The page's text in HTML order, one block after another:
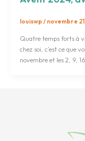
louiswp/ novembre
Quatre temps forts à
chez soi, c’est ce que
novembre et les 2, 9,